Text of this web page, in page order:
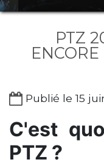
PTZ
Publié le 15
C'est
PTZ ?